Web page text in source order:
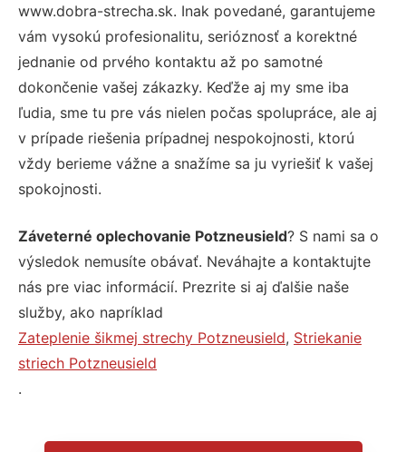
www.dobra-strecha.sk. Inak povedané, garantujeme
vám vysokú profesionalitu, serióznosť a korektné
jednanie od prvého kontaktu až po samotné
dokončenie vašej zákazky. Keďže aj my sme iba
ľudia, sme tu pre vás nielen počas spolupráce, ale aj
v prípade riešenia prípadnej nespokojnosti, ktorú
vždy berieme vážne a snažíme sa ju vyriešiť k vašej
spokojnosti.
Záveterné oplechovanie Potzneusield? S nami sa o
výsledok nemusíte obávať. Neváhajte a kontaktujte
nás pre viac informácií. Prezrite si aj ďalšie naše
služby, ako napríklad
Zateplenie šikmej strechy Potzneusield, Striekanie
striech Potzneusield
.